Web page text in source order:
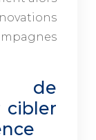
de
cibler